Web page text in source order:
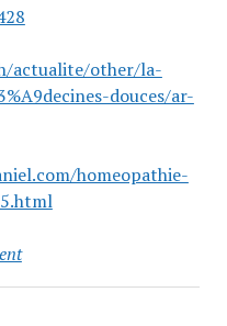
actualite/other/la-
douces/ar-
homeopathie-